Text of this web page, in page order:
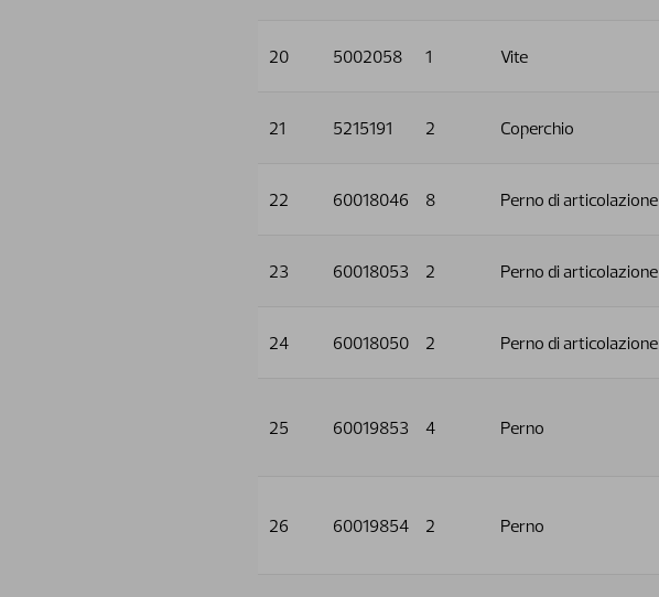
20 5002058 1 Vite
21 5215191 2 Coperchio
22 60018046 8 Perno di articolazione
23 60018053 2 Perno di articolazione
24 60018050 2 Perno di articolazione
25 60019853 4 Perno
26 60019854 2 Perno